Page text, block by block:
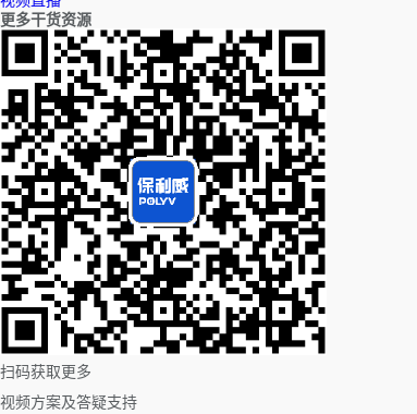
更多干货资源
扫码获取更多
视频方案及答疑支持